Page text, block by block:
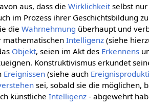
aus, dass dieWirklichkeit selbst
im Prozess ihrer Geschichtsbildung
dieWahrnehmung überhaupt und
mathematischenIntelligenz (siehe
Objekt, seien im Akt des Erkennens
Konstruktivismus erkundet
Ereignissen (siehe auch
sei, sobald sie die möglichen,
künstlicheIntelligenz - abgewehrt